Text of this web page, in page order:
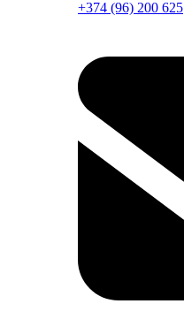
+374 (96) 200 625